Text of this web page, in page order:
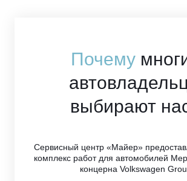
Почему
выбирают
Сервисный центр «Майер»
комплекс работ для автомобилей
концерна Volkswagen